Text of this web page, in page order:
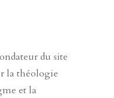
du site
la théologie
et la